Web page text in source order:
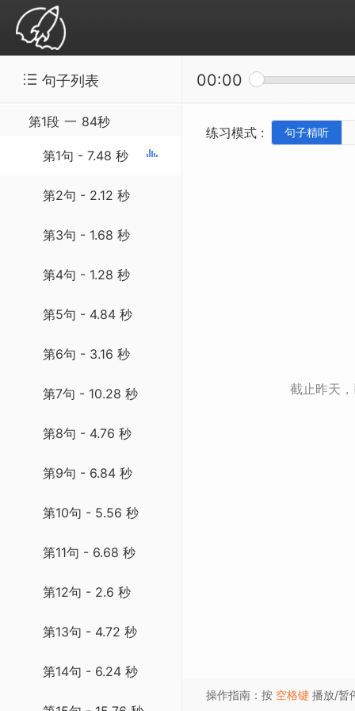
精听听写：SSS-20131203 Koala
句子列表 00:00
第1段 一 84秒
第1句 - 7.48 秒
第2句 - 2.12 秒
第3句 - 1.68 秒
第4句 - 1.28 秒
第5句 - 4.84 秒
第6句 - 3.16 秒
第7句 - 10.28 秒
第8句 - 4.76 秒
第9句 - 6.84 秒
第10句 - 5.56 秒
第11句 - 6.68 秒
第12句 - 2.6 秒
第13句 - 4.72 秒
第14句 - 6.24 秒
练习模式 : 句子精听
截止昨天
操作指南：按 空格键 播放/暂